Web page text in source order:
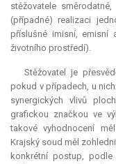
stěžovatele
(případné) realizaci
příslušné imisní, emisní
životního prostředí).
Stěžovatel je
pokud v případech, u
synergických vlivů
grafickou značkou ve
takové vyhodnocení
Krajský soud měl
konkrétní postup,